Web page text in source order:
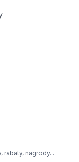
rabaty, nagrody...